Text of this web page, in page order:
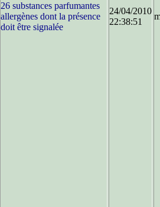
26 substances parfumantes
allergènes dont la présence
doit être signalée
24/04/2010
22:38:51